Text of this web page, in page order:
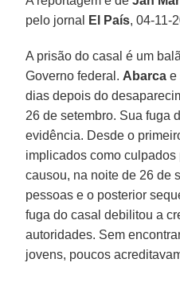
pelo jornal
El País, 04-11-
A prisão do casal é um
Governo federal. Abarca e
dias depois do
26 de setembro. Sua fuga
evidência. Desde o
implicados como
causou, na noite de 26 de
pessoas e o posterior
fuga do casal debilitou a
autoridades. Sem
jovens, poucos